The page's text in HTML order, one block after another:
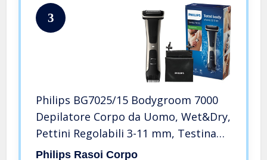
3
Philips BG7025/15 Bodygroom 7000
Depilatore Corpo da Uomo, Wet&Dry,
Pettini Regolabili 3-11 mm, Testina
4D, Autonomia fino a 80 min
Philips Rasoi Corpo